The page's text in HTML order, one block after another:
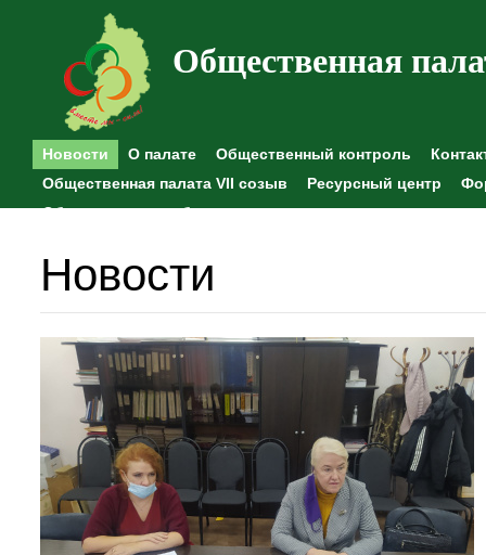
Общественная
Новости О палате Общественный контроль
Общественная палата VII созыв
Ресурсный центр
Общественные наблюдения
Новости